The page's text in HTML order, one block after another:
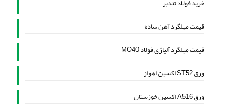
خرید فولاد تندبر
قیمت میلگرد آهن ساده
قیمت میلگرد آلیاژی فولاد MO40
ورق ST52 اکسین اهواز
ورق A516 اکسین خوزستان